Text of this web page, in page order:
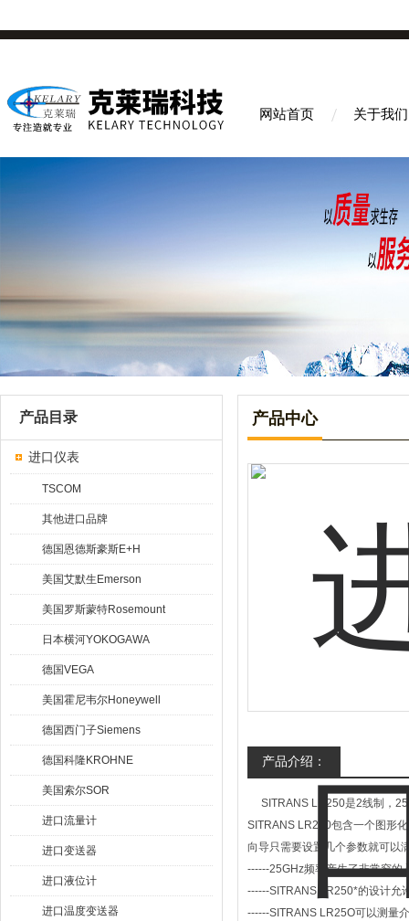
网站首页 关于我们
产品目录
进口仪表
TSCOM
其他进口品牌
德国恩德斯豪斯E+H
美国艾默生Emerson
美国罗斯蒙特Rosemount
日本横河YOKOGAWA
德国VEGA
美国霍尼韦尔Honeywell
德国西门子Siemens
德国科隆KROHNE
美国索尔SOR
进口流量计
进口变送器
进口液位计
进口温度变送器
产品中心
产品介绍：
SITRANS LR250是2线制，
SITRANS LR250包含一个图形
向导只需要设置几个参数就可以
------25GHz频率产生了非常窄的
------SITRANS LR250*的设计允
------SITRANS LR25O可以测量